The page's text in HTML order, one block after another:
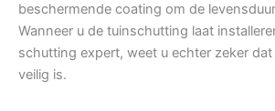
beschermende coating om de
Wanneer u de tuinschutting laat
schutting expert, weet u echter zeker
veilig is.